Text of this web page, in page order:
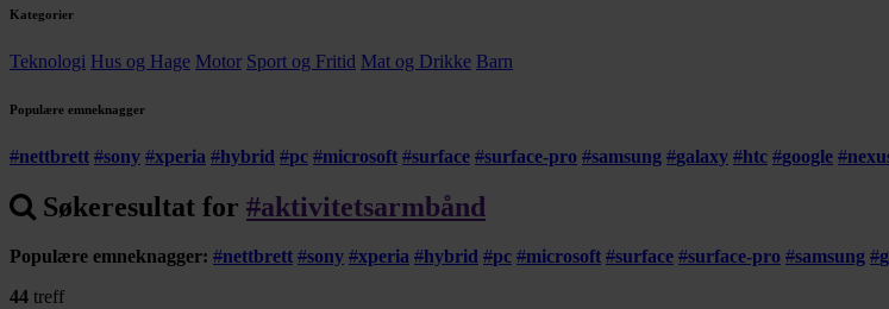
Kategorier
Teknologi Hus og Hage Motor Sport og Fritid Mat og Drikke Barn
Populære emneknagger
#nettbrett #sony #xperia #hybrid #pc #microsoft #surface #surface-pro #samsung #galaxy #htc #google #
Søkeresultat for #aktivitetsarmbånd
Populære emneknagger: #nettbrett #sony #xperia #hybrid #pc #microsoft #surface #surface-pro #samsung #
44 treff